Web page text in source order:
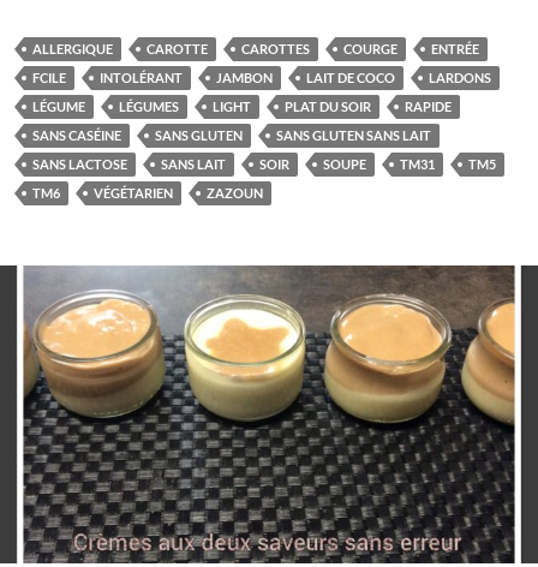
ALLERGIQUE CAROTTE CAROTTES COURGE
ENTRÉE
FCILE
INTOLÉRANT JAMBON LAIT DE COCO
LARDONS
LÉGUME
LÉGUMES LIGHT PLAT DU SOIR
RAPIDE
SANS CASÉINE
SANS GLUTEN
SANS GLUTEN SANS LAIT
SANS LACTOSE
SANS LAIT SOIR SOUPE TM31
TM5
TM6
VÉGÉTARIEN ZAZOUN